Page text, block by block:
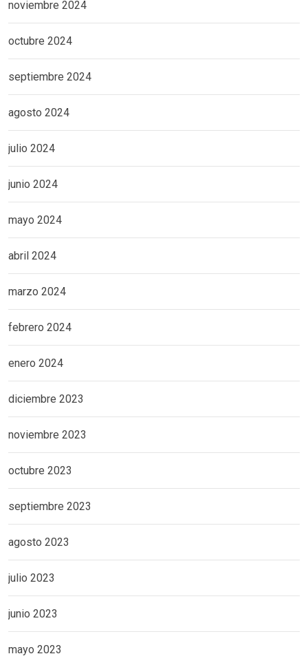
noviembre 2024
octubre 2024
septiembre 2024
agosto 2024
julio 2024
junio 2024
mayo 2024
abril 2024
marzo 2024
febrero 2024
enero 2024
diciembre 2023
noviembre 2023
octubre 2023
septiembre 2023
agosto 2023
julio 2023
junio 2023
mayo 2023